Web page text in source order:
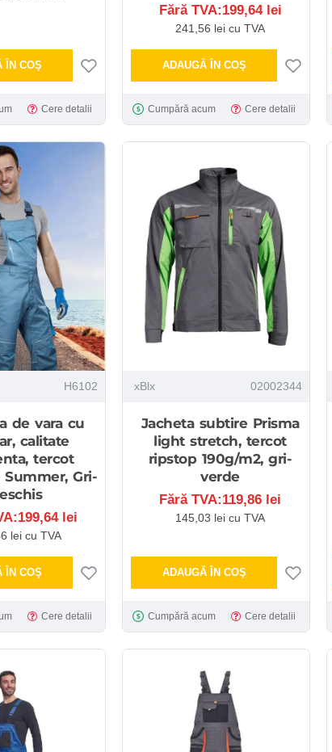
ÎN COŞ
Cere detalii
Fără TVA:199,64 lei
241,56 lei cu TVA
ADAUGĂ ÎN COŞ
Cumpără acum Cere detalii
H6102
de vara cu
calitate
tercot
Summer, Gri-
lei
lei cu TVA
ÎN COŞ
Cere detalii
xBlx 02002344
Jacheta subtire Prisma
light stretch, tercot
ripstop 190g/m2, gri-
verde
Fără TVA:119,86 lei
145,03 lei cu TVA
ADAUGĂ ÎN COŞ
Cumpără acum Cere detalii